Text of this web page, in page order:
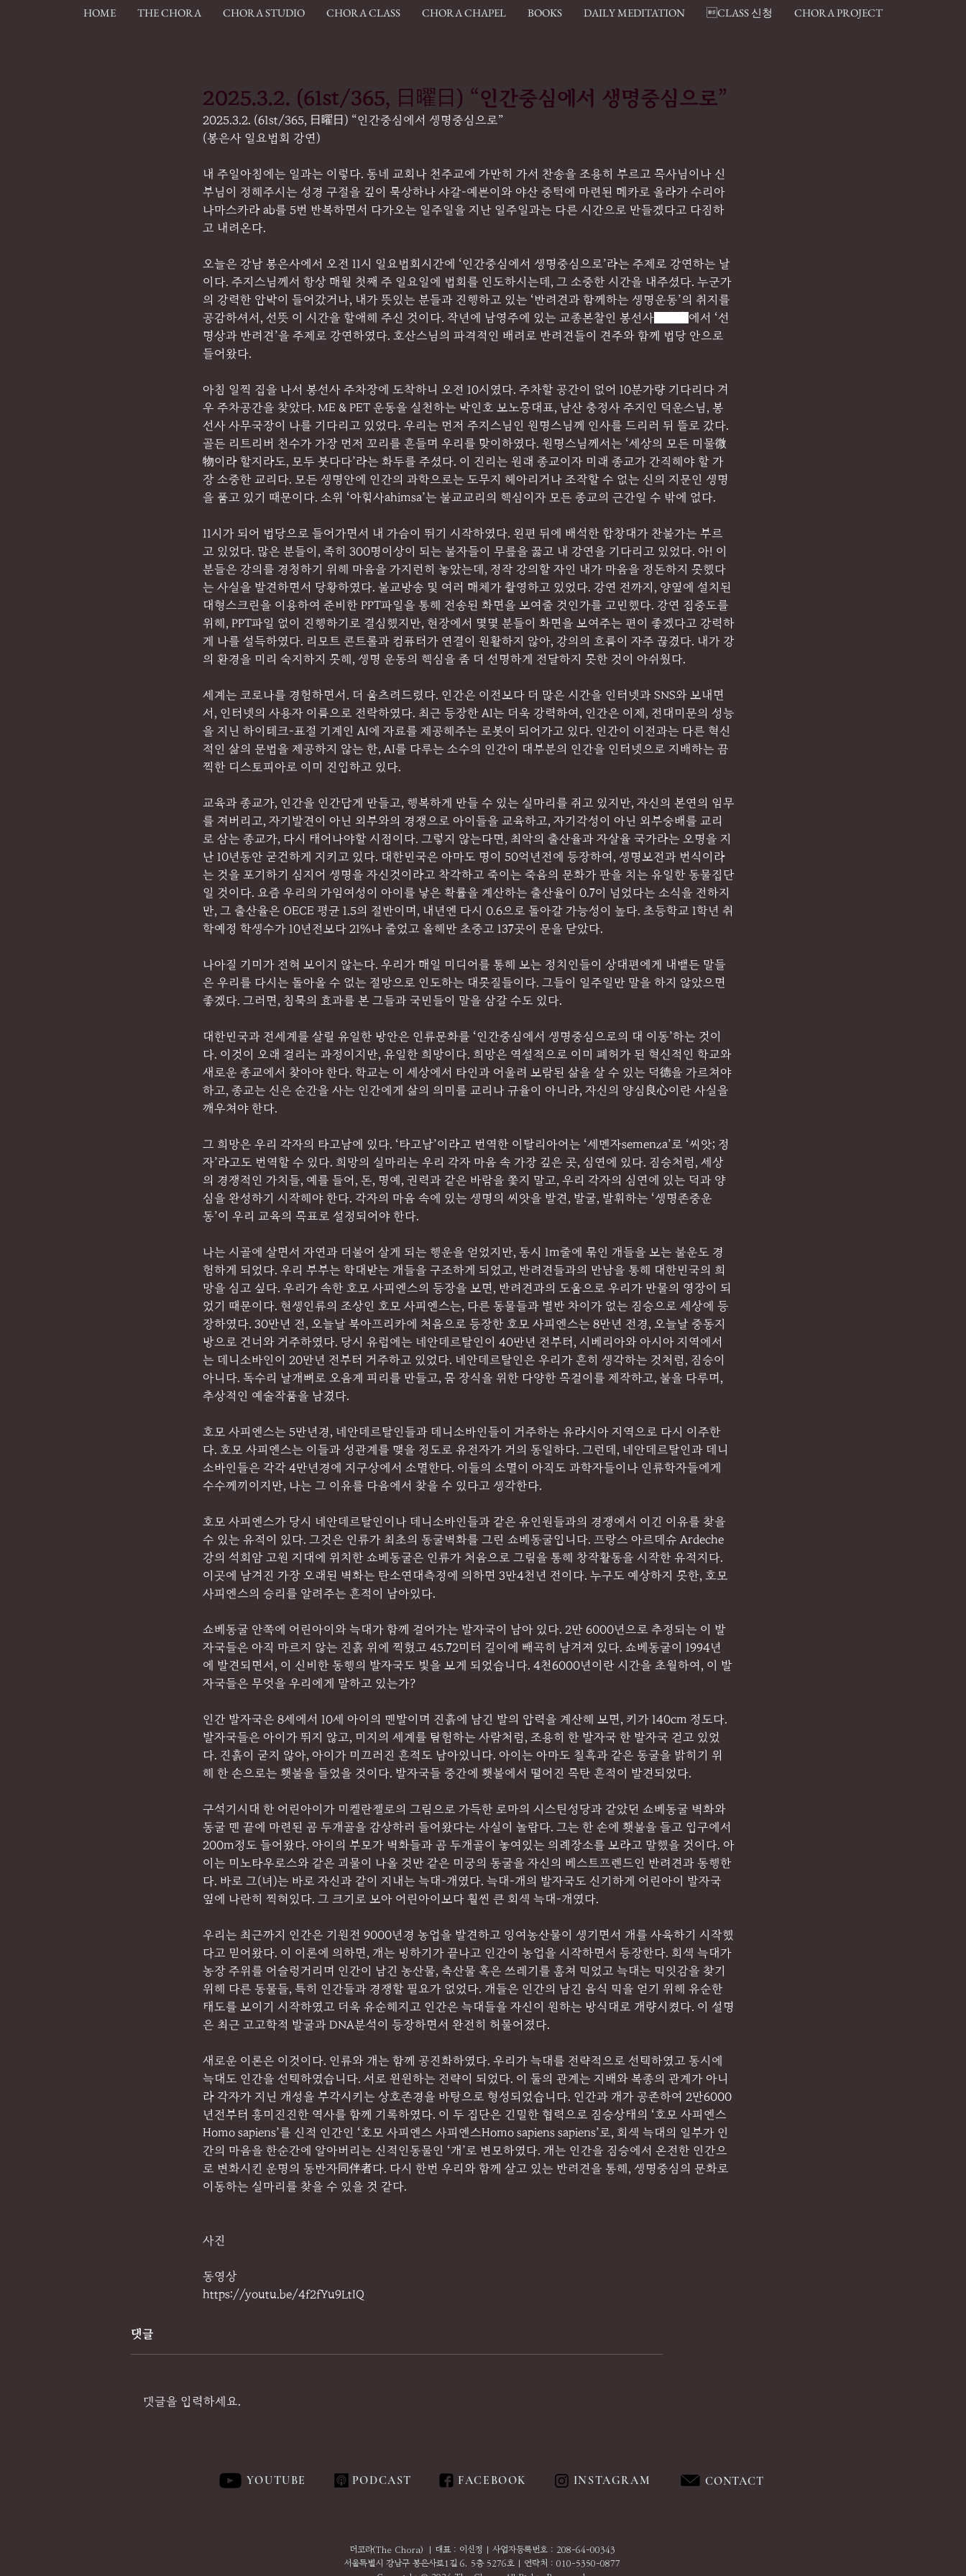
HOME THE CHORA CHORA STUDIO CHORA CLASS CHORA CHAPEL BOOKS DAILY MEDITATION CLASS 신청 CHORA PROJECT
2025.3.2. (61st/365, 日曜日) “인간중심에서 생명중심으로”
2025.3.2. (61st/365, 日曜日) “인간중심에서 생명중심으로”
(봉은사 일요법회 강연)
내 주일아침에는 일과는 이렇다. 동네 교회나 천주교에 가만히 가서 찬송을 조용히 부르고 목사님이나 신
부님이 정해주시는 성경 구절을 깊이 묵상하나 샤갈-예쁜이와 야산 중턱에 마련된 메카로 올라가 수리아
나마스카라 ab를 5번 반복하면서 다가오는 일주일을 지난 일주일과는 다른 시간으로 만들겠다고 다짐하
고 내려온다.
오늘은 강남 봉은사에서 오전 11시 일요법회시간에 ‘인간중심에서 생명중심으로’라는 주제로 강연하는 날
이다. 주지스님께서 항상 매월 첫째 주 일요일에 법회를 인도하시는데, 그 소중한 시간을 내주셨다. 누군가
의 강력한 압박이 들어갔거나, 내가 뜻있는 분들과 진행하고 있는 ‘반려견과 함께하는 생명운동’의 취지를
공감하셔서, 선뜻 이 시간을 할애해 주신 것이다. 작년에 남영주에 있는 교종본찰인 봉선사
에서 ‘선
명상과 반려견’을 주제로 강연하였다. 호산스님의 파격적인 배려로 반려견들이 견주와 함께 법당 안으로
들어왔다.
아침 일찍 집을 나서 봉선사 주차장에 도착하니 오전 10시였다. 주차할 공간이 없어 10분가량 기다리다 겨
우 주차공간을 찾았다. ME & PET 운동을 실천하는 박인호 보노몽대표, 남산 충정사 주지인 덕운스님, 봉
선사 사무국장이 나를 기다리고 있었다. 우리는 먼저 주지스님인 원명스님께 인사를 드리러 뒤 뜰로 갔다.
골든 리트리버 천수가 가장 먼저 꼬리를 흔들며 우리를 맞이하였다. 원명스님께서는 ‘세상의 모든 미물微
物이라 할지라도, 모두 붓다다’라는 화두를 주셨다. 이 진리는 원래 종교이자 미래 종교가 간직해야 할 가
장 소중한 교리다. 모든 생명안에 인간의 과학으로는 도무지 헤아리거나 조작할 수 없는 신의 지문인 생명
을 품고 있기 때문이다. 소위 ‘아힘사ahimsa’는 불교교리의 핵심이자 모든 종교의 근간일 수 밖에 없다.
11시가 되어 법당으로 들어가면서 내 가슴이 뛰기 시작하였다. 왼편 뒤에 배석한 합창대가 찬불가는 부르
고 있었다. 많은 분들이, 족히 300명이상이 되는 불자들이 무릎을 꿇고 내 강연을 기다리고 있었다. 아! 이
분들은 강의를 경청하기 위해 마음을 가지런히 놓았는데, 정작 강의할 자인 내가 마음을 정돈하지 못했다
는 사실을 발견하면서 당황하였다. 불교방송 및 여러 매체가 촬영하고 있었다. 강연 전까지, 양옆에 설치된
대형스크린을 이용하여 준비한 PPT파일을 통해 전송된 화면을 보여줄 것인가를 고민했다. 강연 집중도를
위해, PPT파일 없이 진행하기로 결심했지만, 현장에서 몇몇 분들이 화면을 보여주는 편이 좋겠다고 강력하
게 나를 설득하였다. 리모트 콘트롤과 컴퓨터가 연결이 원활하지 않아, 강의의 흐름이 자주 끊겼다. 내가 강
의 환경을 미리 숙지하지 못해, 생명 운동의 핵심을 좀 더 선명하게 전달하지 못한 것이 아쉬웠다.
세계는 코로나를 경험하면서. 더 움츠려드렸다. 인간은 이전보다 더 많은 시간을 인터넷과 SNS와 보내면
서, 인터넷의 사용자 이름으로 전락하였다. 최근 등장한 AI는 더욱 강력하여, 인간은 이제, 전대미문의 성능
을 지닌 하이테크-표절 기계인 AI에 자료를 제공해주는 로봇이 되어가고 있다. 인간이 이전과는 다른 혁신
적인 삶의 문법을 제공하지 않는 한, AI를 다루는 소수의 인간이 대부분의 인간을 인터넷으로 지배하는 끔
찍한 디스토피아로 이미 진입하고 있다.
교육과 종교가, 인간을 인간답게 만들고, 행복하게 만들 수 있는 실마리를 쥐고 있지만, 자신의 본연의 임무
를 져버리고, 자기발견이 아닌 외부와의 경쟁으로 아이들을 교육하고, 자기각성이 아닌 외부숭배를 교리
로 삼는 종교가, 다시 태어나야할 시점이다. 그렇지 않는다면, 최악의 출산율과 자살율 국가라는 오명을 지
난 10년동안 굳건하게 지키고 있다. 대한민국은 아마도 명이 50억년전에 등장하여, 생명보전과 번식이라
는 것을 포기하기 심지어 생명을 자신것이라고 착각하고 죽이는 죽음의 문화가 판을 치는 유일한 동물집단
일 것이다. 요즘 우리의 가임여성이 아이를 낳은 확률을 계산하는 출산율이 0.7이 넘었다는 소식을 전하지
만, 그 출산율은 OECE 평균 1.5의 절반이며, 내년엔 다시 0.6으로 돌아갈 가능성이 높다. 초등학교 1학년 취
학예정 학생수가 10년전보다 21%나 줄었고 올해만 초중고 137곳이 문을 닫았다.
나아질 기미가 전혀 보이지 않는다. 우리가 매일 미디어를 통해 보는 정치인들이 상대편에게 내뱉든 말들
은 우리를 다시는 돌아올 수 없는 절망으로 인도하는 대못질들이다. 그들이 일주일만 말을 하지 않았으면
좋겠다. 그러면, 침묵의 효과를 본 그들과 국민들이 말을 삼갈 수도 있다.
대한민국과 전세계를 살릴 유일한 방안은 인류문화를 ‘인간중심에서 생명중심으로의 대 이동’하는 것이
다. 이것이 오래 걸리는 과정이지만, 유일한 희망이다. 희망은 역설적으로 이미 폐허가 된 혁신적인 학교와
새로운 종교에서 찾아야 한다. 학교는 이 세상에서 타인과 어울려 보람된 삶을 살 수 있는 덕德을 가르쳐야
하고, 종교는 신은 순간을 사는 인간에게 삶의 의미를 교리나 규율이 아니라, 자신의 양심良心이란 사실을
깨우쳐야 한다.
그 희망은 우리 각자의 타고남에 있다. ‘타고남’이라고 번역한 이탈리아어는 ‘세멘자semenza’로 ‘씨앗; 정
자’라고도 번역할 수 있다. 희망의 실마리는 우리 각자 마음 속 가장 깊은 곳, 심연에 있다. 짐승처럼, 세상
의 경쟁적인 가치들, 예를 들어, 돈, 명예, 권력과 같은 바람을 쫓지 말고, 우리 각자의 심연에 있는 덕과 양
심을 완성하기 시작해야 한다. 각자의 마음 속에 있는 생명의 씨앗을 발견, 발굴, 발휘하는 ‘생명존중운
동’이 우리 교육의 목표로 설정되어야 한다.
나는 시골에 살면서 자연과 더불어 살게 되는 행운을 얻었지만, 동시 1m줄에 묶인 개들을 보는 불운도 경
험하게 되었다. 우리 부부는 학대받는 개들을 구조하게 되었고, 반려견들과의 만남을 통해 대한민국의 희
망을 심고 싶다. 우리가 속한 호모 사피엔스의 등장을 보면, 반려견과의 도움으로 우리가 만물의 영장이 되
었기 때문이다. 현생인류의 조상인 호모 사피엔스는, 다른 동물들과 별반 차이가 없는 짐승으로 세상에 등
장하였다. 30만년 전, 오늘날 북아프리카에 처음으로 등장한 호모 사피엔스는 8만년 전경, 오늘날 중동지
방으로 건너와 거주하였다. 당시 유럽에는 네안데르탈인이 40만년 전부터, 시베리아와 아시아 지역에서
는 데니소바인이 20만년 전부터 거주하고 있었다. 네안데르탈인은 우리가 흔히 생각하는 것처럼, 짐승이
아니다. 독수리 날개뼈로 오음계 피리를 만들고, 몸 장식을 위한 다양한 목걸이를 제작하고, 불을 다루며,
추상적인 예술작품을 남겼다.
호모 사피엔스는 5만년경, 네안데르탈인들과 데니소바인들이 거주하는 유라시아 지역으로 다시 이주한
다. 호모 사피엔스는 이들과 성관계를 맺을 정도로 유전자가 거의 동일하다. 그런데, 네안데르탈인과 데니
소바인들은 각각 4만년경에 지구상에서 소멸한다. 이들의 소멸이 아직도 과학자들이나 인류학자들에게
수수께끼이지만, 나는 그 이유를 다음에서 찾을 수 있다고 생각한다.
호모 사피엔스가 당시 네안데르탈인이나 데니소바인들과 같은 유인원들과의 경쟁에서 이긴 이유를 찾을
수 있는 유적이 있다. 그것은 인류가 최초의 동굴벽화를 그린 쇼베동굴입니다. 프랑스 아르데슈 Ardeche
강의 석회암 고원 지대에 위치한 쇼베동굴은 인류가 처음으로 그림을 통해 창작활동을 시작한 유적지다.
이곳에 남겨진 가장 오래된 벽화는 탄소연대측정에 의하면 3만4천년 전이다. 누구도 예상하지 못한, 호모
사피엔스의 승리를 알려주는 흔적이 남아있다.
쇼베동굴 안쪽에 어린아이와 늑대가 함께 걸어가는 발자국이 남아 있다. 2만 6000년으로 추정되는 이 발
자국들은 아직 마르지 않는 진흙 위에 찍혔고 45.72미터 길이에 빼곡히 남겨져 있다. 쇼베동굴이 1994년
에 발견되면서, 이 신비한 동행의 발자국도 빛을 보게 되었습니다. 4천6000년이란 시간을 초월하여, 이 발
자국들은 무엇을 우리에게 말하고 있는가?
인간 발자국은 8세에서 10세 아이의 맨발이며 진흙에 남긴 발의 압력을 계산해 보면, 키가 140cm 정도다.
발자국들은 아이가 뛰지 않고, 미지의 세계를 탐험하는 사람처럼, 조용히 한 발자국 한 발자국 걷고 있었
다. 진흙이 굳지 않아, 아이가 미끄러진 흔적도 남아있니다. 아이는 아마도 칠흑과 같은 동굴을 밝히기 위
해 한 손으로는 횃불을 들었을 것이다. 발자국들 중간에 횃불에서 떨어진 목탄 흔적이 발견되었다.
구석기시대 한 어린아이가 미켈란젤로의 그림으로 가득한 로마의 시스틴성당과 같았던 쇼베동굴 벽화와
동굴 맨 끝에 마련된 곰 두개골을 감상하러 들어왔다는 사실이 놀랍다. 그는 한 손에 횃불을 들고 입구에서
200m정도 들어왔다. 아이의 부모가 벽화들과 곰 두개골이 놓여있는 의례장소를 보라고 말했을 것이다. 아
이는 미노타우로스와 같은 괴물이 나올 것만 같은 미궁의 동굴을 자신의 베스트프렌드인 반려견과 동행한
다. 바로 그(녀)는 바로 자신과 같이 지내는 늑대-개였다. 늑대-개의 발자국도 신기하게 어린아이 발자국
옆에 나란히 찍혀있다. 그 크기로 보아 어린아이보다 훨씬 큰 회색 늑대-개였다.
우리는 최근까지 인간은 기원전 9000년경 농업을 발견하고 잉여농산물이 생기면서 개를 사육하기 시작했
다고 믿어왔다. 이 이론에 의하면, 개는 빙하기가 끝나고 인간이 농업을 시작하면서 등장한다. 회색 늑대가
농장 주위를 어슬렁거리며 인간이 남긴 농산물, 축산물 혹은 쓰레기를 훔쳐 먹었고 늑대는 먹잇감을 찾기
위해 다른 동물들, 특히 인간들과 경쟁할 필요가 없었다. 개들은 인간의 남긴 음식 먹을 얻기 위해 유순한
태도를 보이기 시작하였고 더욱 유순해지고 인간은 늑대들을 자신이 원하는 방식대로 개량시켰다. 이 설명
은 최근 고고학적 발굴과 DNA분석이 등장하면서 완전히 허물어졌다.
새로운 이론은 이것이다. 인류와 개는 함께 공진화하였다. 우리가 늑대를 전략적으로 선택하였고 동시에
늑대도 인간을 선택하였습니다. 서로 윈윈하는 전략이 되었다. 이 둘의 관계는 지배와 복종의 관계가 아니
라 각자가 지닌 개성을 부각시키는 상호존경을 바탕으로 형성되었습니다. 인간과 개가 공존하여 2만6000
년전부터 흥미진진한 역사를 함께 기록하였다. 이 두 집단은 긴밀한 협력으로 짐승상태의 ‘호모 사피엔스
Homo sapiens’를 신적 인간인 ‘호모 사피엔스 사피엔스Homo sapiens sapiens’로, 회색 늑대의 일부가 인
간의 마음을 한순간에 알아버리는 신적인동물인 ‘개’로 변모하였다. 개는 인간을 짐승에서 온전한 인간으
로 변화시킨 운명의 동반자同伴者다. 다시 한번 우리와 함께 살고 있는 반려견을 통해, 생명중심의 문화로
이동하는 실마리를 찾을 수 있을 것 같다.
사진
동영상
https://youtu.be/4f2fYu9LtIQ
댓글
댓글을 입력하세요.
YOUTUBE PODCAST FACEBOOK INSTAGRAM CONTACT
더코라(The Chora) | 대표 : 이신정 | 사업자등록번호 : 208-64-00343
서울특별시 강남구 봉은사로1길 6, 5층 5276호 | 연락처 : 010-5350-0877